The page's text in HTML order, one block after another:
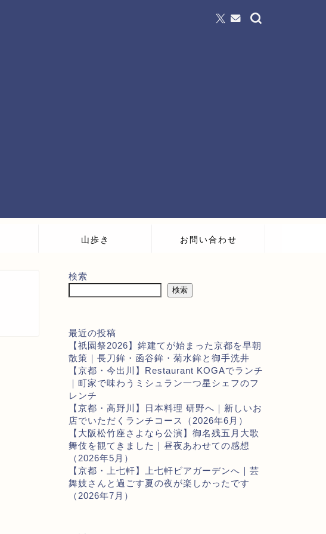
山歩き お問い合わせ
検索
検索
最近の投稿
【祇園祭2026】鉾建てが始まった京都を早朝
散策｜長刀鉾・函谷鉾・菊水鉾と御手洗井
【京都・今出川】Restaurant KOGAでランチ
｜町家で味わうミシュラン一つ星シェフのフ
レンチ
【京都・高野川】日本料理 研野へ｜新しいお
店でいただくランチコース（2026年6月）
【大阪松竹座さよなら公演】御名残五月大歌
舞伎を観てきました｜昼夜あわせての感想
（2026年5月）
【京都・上七軒】上七軒ビアガーデンへ｜芸
舞妓さんと過ごす夏の夜が楽しかったです
（2026年7月）